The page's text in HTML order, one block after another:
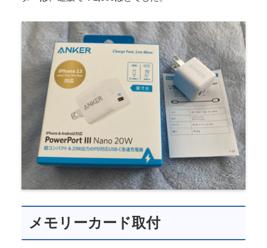
メモリーカード取付